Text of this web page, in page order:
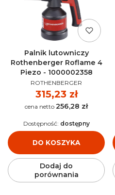
Palnik lutowniczy
Rothenberger Roflame 4
Piezo - 1000002358
PRODUCENT
ROTHENBERGER
Cena
315,23 zł
Cena 256,28 zł
DO KOSZYKA
Dostępność: dostępny
Dodaj do
porównania